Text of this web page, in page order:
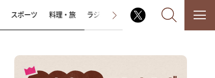
スポーツ 料理・旅 ラジオ番組 その他